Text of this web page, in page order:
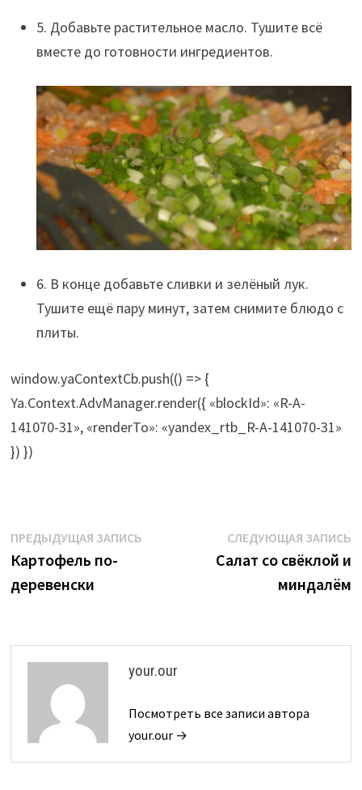
5. Добавьте растительное масло. Тушите всё
вместе до готовности ингредиентов.
6. В конце добавьте сливки и зелёный лук.
Тушите ещё пару минут, затем снимите блюдо с
плиты.
window.yaContextCb.push(() => {
Ya.Context.AdvManager.render({ «blockId»: «R-A-
141070-31», «renderTo»: «yandex_rtb_R-A-141070-31»
}) })
Навигация
по
записям
ПРЕДЫДУЩАЯ ЗАПИСЬПредыдущая
Картофель по-
деревенски
СЛЕДУЮЩАЯ ЗАПИСЬ
Салат со свёклой и
миндалём
your.our
Посмотреть все записи автора
your.our →